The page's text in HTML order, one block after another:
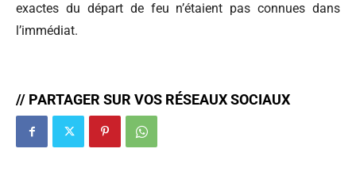
exactes du départ de feu n’étaient pas connues dans
l’immédiat.
// PARTAGER SUR VOS RÉSEAUX SOCIAUX